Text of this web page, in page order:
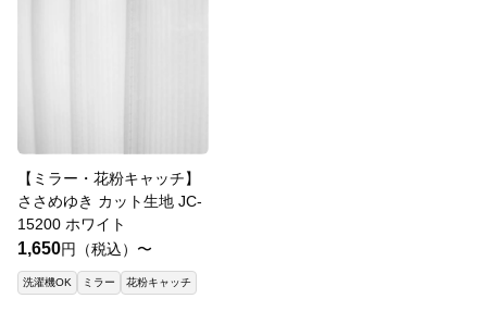
【ミラー・花粉キャッチ】
ささめゆき カット生地 JC-
15200 ホワイト
1,650円（税込）〜
洗濯機OK ミラー 花粉キャッチ